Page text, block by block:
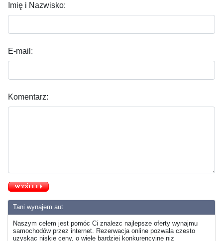
Tani wynajem aut
Naszym celem jest pomóc Ci znalezc najlepsze oferty wynajmu
samochodów przez internet. Rezerwacja online pozwala czesto
uzyskac niskie ceny, o wiele bardziej konkurencyjne niz
Imię i Nazwisko:
E-mail:
Komentarz: